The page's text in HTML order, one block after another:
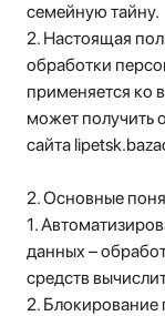
семейную тайну.
2. Настоящая
обработки
применяется ко
может получить
сайта
2. Основные
1.
данных –
средств
2.